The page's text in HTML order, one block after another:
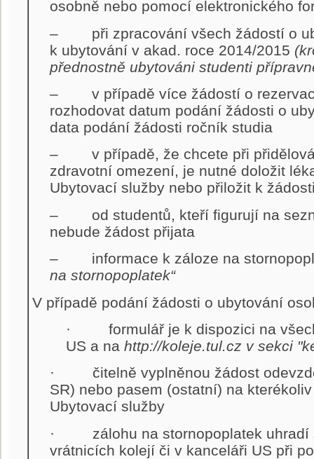
osobně nebo pomocí elektronického
– při zpracování všech žádostí o
k ubytování v akad. roce 2014/2015
přednostně ubytováni studenti
– v případě více žádostí o rezervaci
rozhodovat datum podání žádosti o
data podání žádosti ročník studia
– v případě, že chcete při
zdravotní omezení, je nutné doložit
Ubytovací služby nebo přiložit k
– od studentů, kteří figurují na
nebude žádost přijata
– informace k záloze na
na stornopoplatek“
V případě podání žádosti o ubytování
· formulář je k dispozici na
US a na http://koleje.tul.cz v sekci
· čitelně vyplněnou žádost
SR) nebo pasem (ostatní) na
Ubytovací služby
· zálohu na stornopoplatek uhradí
vrátnicích kolejí či v kanceláři US při